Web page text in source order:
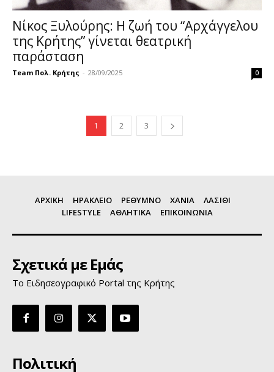
Νίκος Ξυλούρης: Η ζωή του “Αρχάγγελου
της Κρήτης” γίνεται θεατρική
παράσταση
Team Πολ. Κρήτης - 28/09/2025 0
1 2 3
ΑΡΧΙΚΗ ΗΡΑΚΛΕΙΟ ΡΕΘΥΜΝΟ ΧΑΝΙΑ
ΛΑΣΙΘΙ
LIFESTYLE
ΑΘΛΗΤΙΚΑ ΕΠΙΚΟΙΝΩΝΙΑ
Σχετικά με Εμάς
Το Ειδησεογραφικό Portal της Κρήτης
Πολιτική